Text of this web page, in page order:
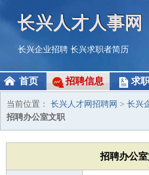
长兴人才人事网
长兴企业招聘 长兴求职者简历
首页 招聘信息 求
当前位置： 长兴人才网招聘网 > 长兴
招聘办公室文职
招聘办公